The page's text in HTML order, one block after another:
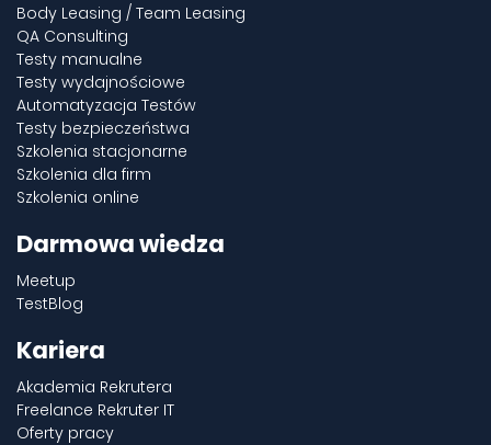
Body Leasing / Team Leasing
QA Consulting
Testy manualne
Testy wydajnościowe
Automatyzacja Testów
Testy bezpieczeństwa
Szkolenia stacjonarne
Szkolenia dla firm
Szkolenia online
Darmowa wiedza
Meetup
TestBlog
Kariera
Akademia Rekrutera
Freelance Rekruter IT
Oferty pracy